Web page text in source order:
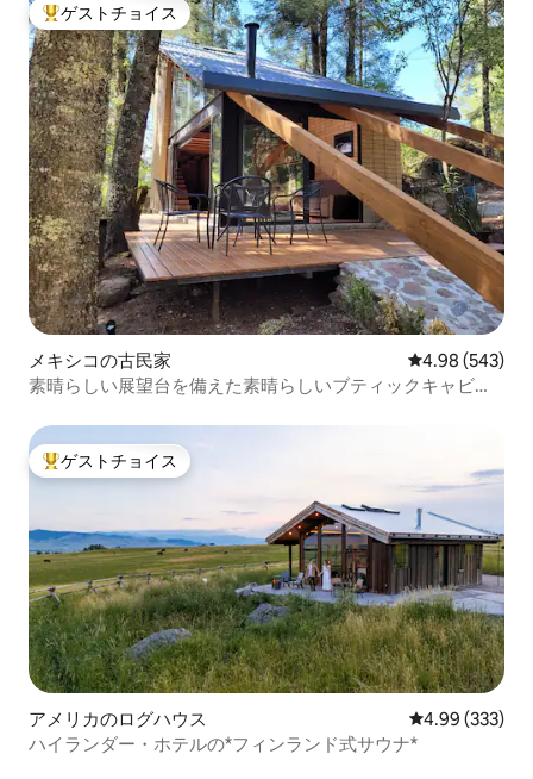
大好評のゲストチョイスです。
ゲストチョイス
メキシコの古民家 レビュー543
4.98 (543)
素晴らしい展望台を備えた素晴らしいブティックキャビ
大好評のゲストチョイスです。
ゲストチョイス
アメリカのログハウス レビュー333
4.99 (333)
ハイランダー・ホテルの*フィンランド式サウナ*